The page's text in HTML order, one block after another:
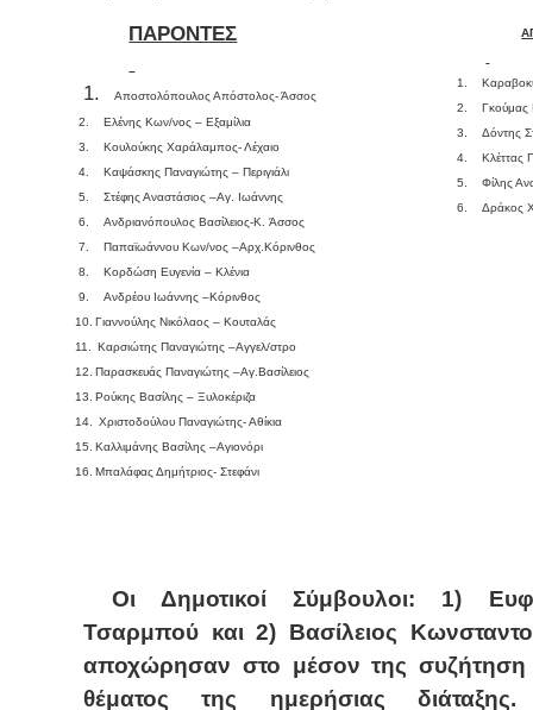
ΠΑΡΟΝΤΕΣ
1.
Αποστολόπουλος Απόστολος- Άσσος
2.
Ελένης Κων/νος – Εξαμίλια
3.
Κουλούκης Χαράλαμπος- Λέχαιο
4.
Καψάσκης Παναγιώτης – Περιγιάλι
5.
Στέφης Αναστάσιος –Αγ. Ιωάννης
6.
Ανδριανόπουλος Βασίλειος-K. Άσσος
7.
Παπαϊωάννου Κων/νος –Αρχ.Κόρινθος
8.
Κορδώση Ευγενία – Κλένια
9.
Ανδρέου Ιωάννης –Κόρινθος
10. Γιαννούλης Νικόλαος – Κουταλάς
11.
Καρσιώτης Παναγιώτης –Αγγελ/στρο
12. Παρασκευάς Παναγιώτης –Αγ.Βασίλειος
13. Ρούκης Βασίλης – Ξυλοκέριζα
14. Χριστοδούλου Παναγιώτης- Αθίκια
15. Καλλιμάνης Βασίλης –Αγιονόρι
16. Μπαλάφας Δημήτριος- Στεφάνι
1.
2.
Γκούμας
3.
Δόντης
4.
Κλέττας
5.
Φίλης
6.
Δράκος
Οι Δημοτικοί Σύμβουλοι: 1)
Τσαρμπού και 2) Βασίλειος
αποχώρησαν στο μέσον της συζήτηση
θέματος της ημερήσιας